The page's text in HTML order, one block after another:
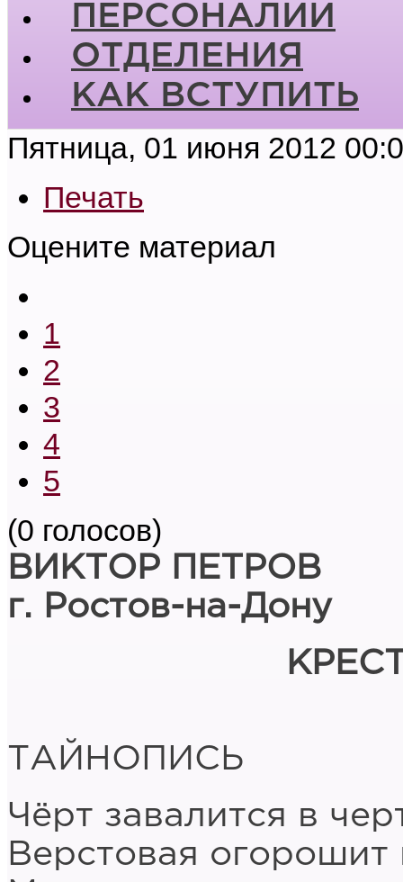
ПЕРСОНАЛИИ
ОТДЕЛЕНИЯ
КАК ВСТУПИТЬ
Пятница, 01 июня 2012
Печать
Оцените материал
1
2
3
4
5
(0 голосов)
ВИКТОР ПЕТРОВ
г. Ростов-на-Дону
ТАЙНОПИСЬ
Чёрт завалится в
Верстовая огорошит